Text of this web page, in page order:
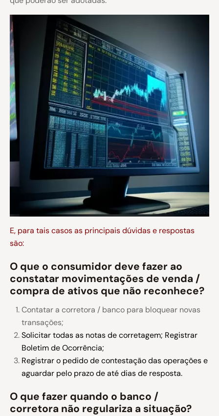
E, para tais casos as principais dúvidas e respostas
são:
O que o consumidor deve fazer ao
constatar movimentações de venda /
compra de ativos que não reconhece?
Contatar a corretora / banco para bloquear novas
transações;
Solicitar todas as notas de corretagem; Registrar
Boletim de Ocorrência;
Registrar o pedido de contestação das operações e
aguardar pelo prazo de até dias de resposta.
O que fazer quando o banco /
corretora não regulariza a situação?